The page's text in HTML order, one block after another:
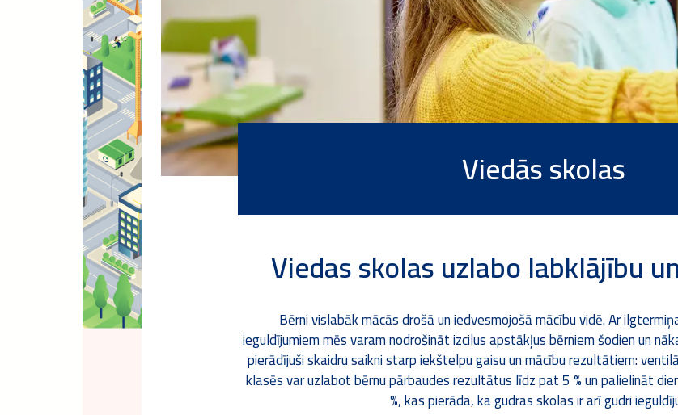
Viedās skolas
Viedas skolas uzlabo labklājību
Bērni vislabāk mācās drošā un iedvesmojošā mācību vidē. Ar
ieguldījumiem mēs varam nodrošināt izcilus apstākļus bērniem šodien un
pierādījuši skaidru saikni starp iekštelpu gaisu un mācību rezultātiem:
klasēs var uzlabot bērnu pārbaudes rezultātus līdz pat 5 % un palielināt
%, kas pierāda, ka gudras skolas ir arī gudri